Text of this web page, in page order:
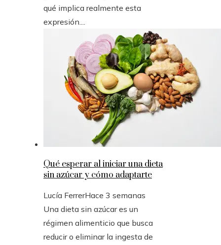
qué implica realmente esta
expresión....
Qué esperar al iniciar una dieta
sin azúcar y cómo adaptarte
Lucía FerrerHace 3 semanas
Una dieta sin azúcar es un
régimen alimenticio que busca
reducir o eliminar la ingesta de